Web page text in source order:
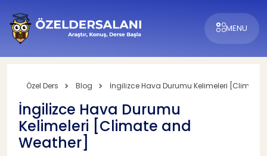
MENU
Özel Ders Blog İngilizce Hava Durumu Kelimeleri [Climate
İngilizce Hava Durumu
Kelimeleri [Climate and
Weather]